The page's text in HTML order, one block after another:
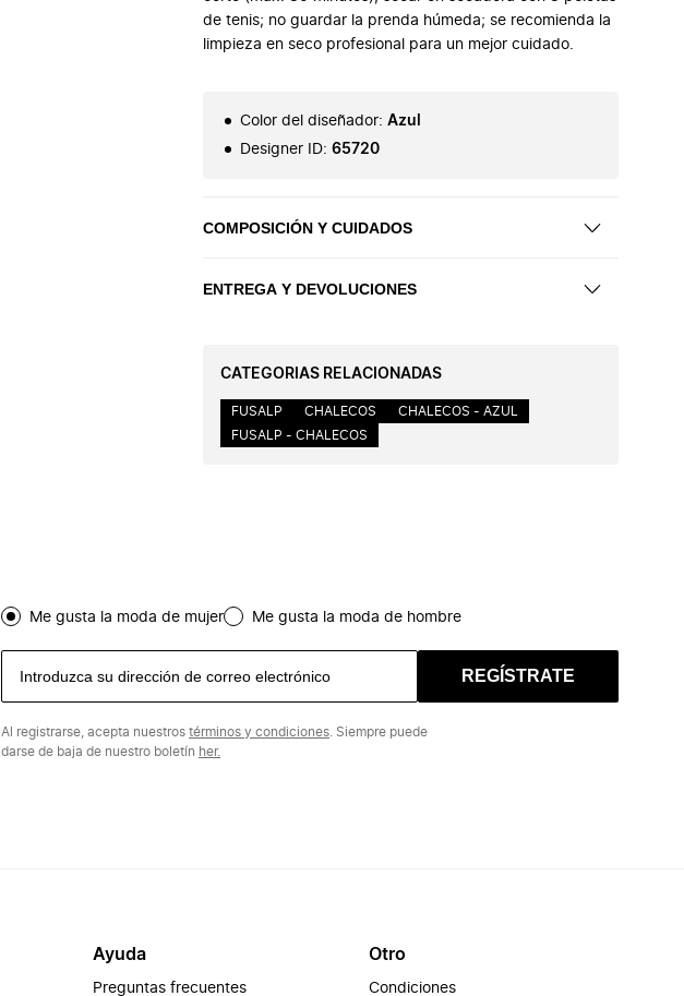
de tenis; no guardar la prenda húmeda; se recomienda la
limpieza en seco profesional para un mejor cuidado.
Color del diseñador: Azul
Designer ID: 65720
COMPOSICIÓN Y CUIDADOS
ENTREGA Y DEVOLUCIONES
CATEGORIAS RELACIONADAS
FUSALP CHALECOS
CHALECOS - AZUL
FUSALP - CHALECOS
Me gusta la moda de mujer Me gusta la moda de hombre
REGÍSTRATE
Al registrarse, acepta nuestros términos y condiciones . Siempre puede
darse de baja de nuestro boletín her.
Ayuda
Preguntas frecuentes
Otro
Condiciones